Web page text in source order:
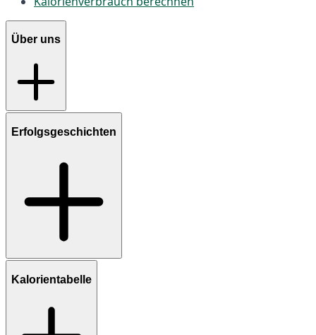
Über uns
Erfolgsgeschichten
Kalorientabelle